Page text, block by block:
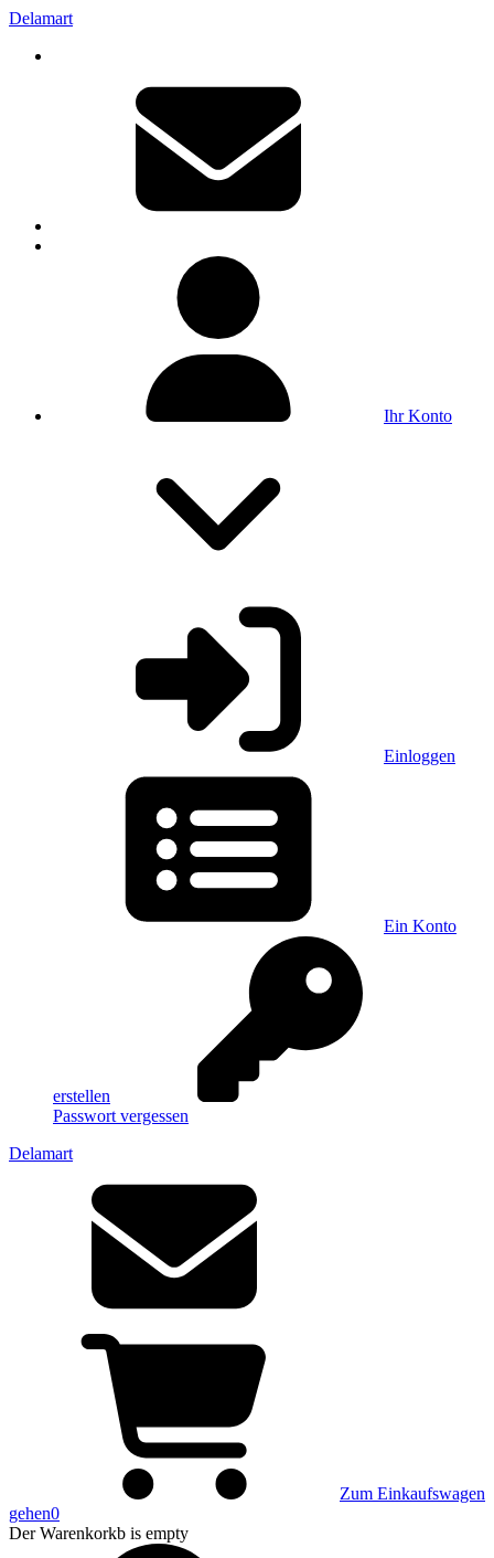
Delamart
Ihr Konto
Einloggen
Ein Konto
erstellen
Passwort vergessen
Delamart
Zum Einkaufswagen
gehen0
Der Warenkorkb is empty